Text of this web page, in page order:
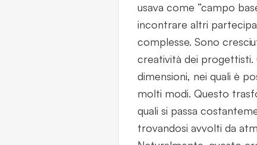
usava come “campo
incontrare altri
complesse. Sono
creatività dei progettisti.
dimensioni, nei quali è
molti modi. Questo
quali si passa
trovandosi avvolti da